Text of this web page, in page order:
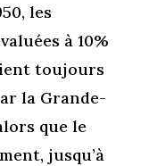
les
à 10%
toujours
la Grande-
que le
jusqu’à